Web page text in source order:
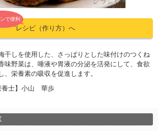
で便利
”レシピ（作り方）へ
干しを使用した、さっぱりとした味付けのつくね
味野菜は、唾液や胃液の分泌を活発にして、食欲
、栄養素の吸収を促進します。
養士】小山 華歩